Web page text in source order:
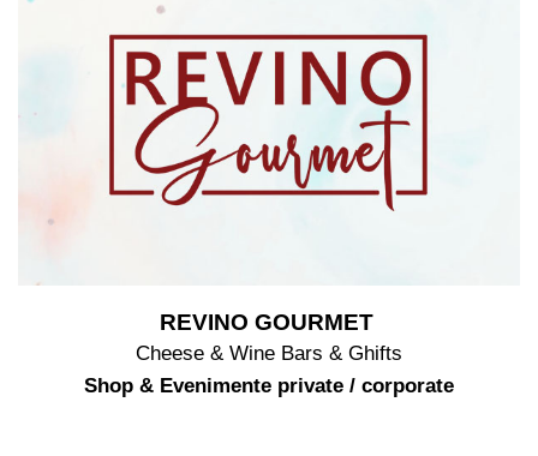
REVINO GOURMET
Cheese & Wine Bars & Ghifts
Shop & Evenimente private / corporate